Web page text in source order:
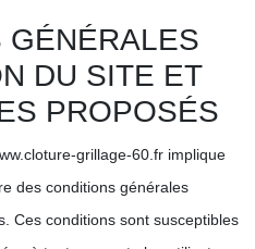
GÉNÉRALES
DU SITE ET
PROPOSÉS
grillage-60.fr implique
des conditions générales
Ces conditions sont susceptibles